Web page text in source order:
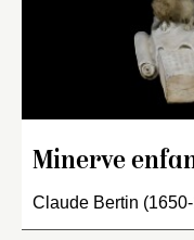
Minerve
Claude Bertin